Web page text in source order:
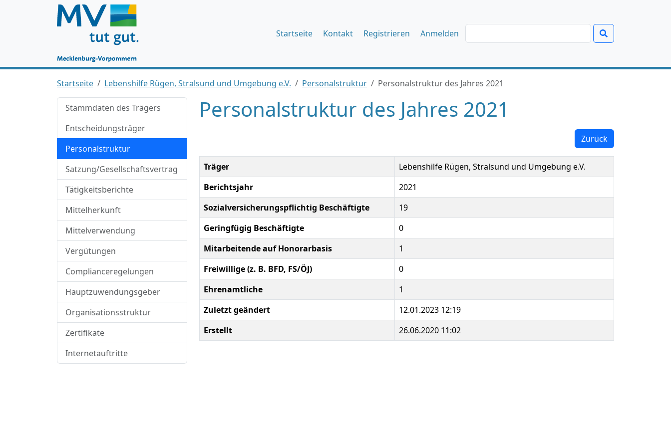
Startseite Kontakt Registrieren Anmelden
Startseite Lebenshilfe Rügen, Stralsund und Umgebung e.V. Personalstruktur Personalstruktur des Jahres 2021
Stammdaten des Trägers
Entscheidungsträger
Personalstruktur
Satzung/Gesellschaftsvertrag
Tätigkeitsberichte
Mittelherkunft
Mittelverwendung
Vergütungen
Complianceregelungen
Hauptzuwendungsgeber
Organisationsstruktur
Zertifikate
Internetauftritte
Personalstruktur des Jahres 2021
Zurück
Träger
Lebenshilfe Rügen, Stralsund und Umgebung e.V.
Berichtsjahr
2021
Sozialversicherungspflichtig Beschäftigte
19
Geringfügig Beschäftigte
0
Mitarbeitende auf Honorarbasis
1
Freiwillige (z. B. BFD, FS/ÖJ)
0
Ehrenamtliche
1
Zuletzt geändert
12.01.2023 12:19
Erstellt
26.06.2020 11:02